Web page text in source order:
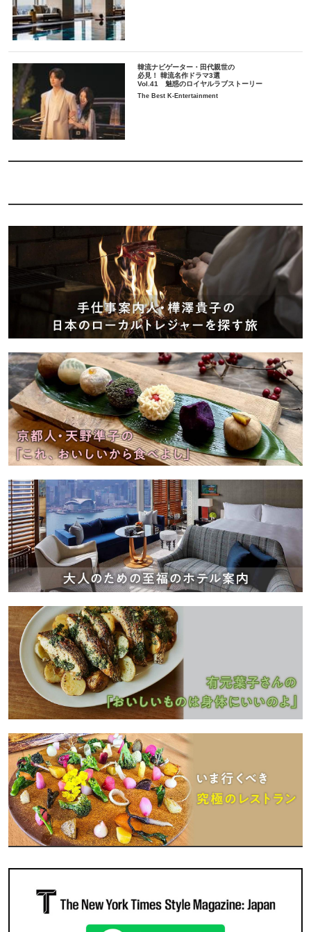
韓流ナビゲーター・田代親世の
必見！ 韓流名作ドラマ3選
Vol.41 魅惑のロイヤルラブストーリー
The Best K-Entertainment